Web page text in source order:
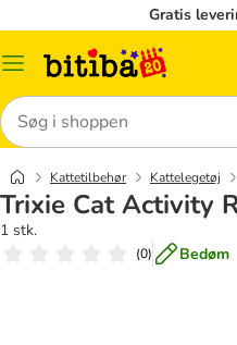
Gratis
Menu
Søg
Kattetilbehør Kattelegetøj
Trixie Cat Activity
1 stk.
(0) Bedøm